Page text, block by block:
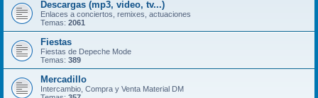
Descargas (mp3, video, tv...)
Enlaces a conciertos, remixes, actuaciones
Temas: 2061
Fiestas
Fiestas de Depeche Mode
Temas: 389
Mercadillo
Intercambio, Compra y Venta Material DM